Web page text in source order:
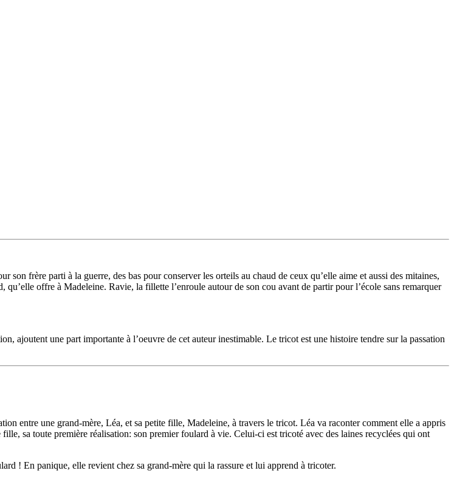
frère parti à la guerre, des bas pour conserver les orteils au chaud de ceux qu’elle aime et aussi des mitaines,
offre à Madeleine. Ravie, la fillette l’enroule autour de son cou avant de partir pour l’école sans remarquer
ajoutent une part importante à l’oeuvre de cet auteur inestimable. Le tricot est une histoire tendre sur la passation
entre une grand-mère, Léa, et sa petite fille, Madeleine, à travers le tricot. Léa va raconter comment elle a appris
sa toute première réalisation: son premier foulard à vie. Celui-ci est tricoté avec des laines recyclées qui ont
! En panique, elle revient chez sa grand-mère qui la rassure et lui apprend à tricoter.